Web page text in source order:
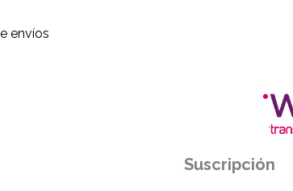
envíos
Suscripción